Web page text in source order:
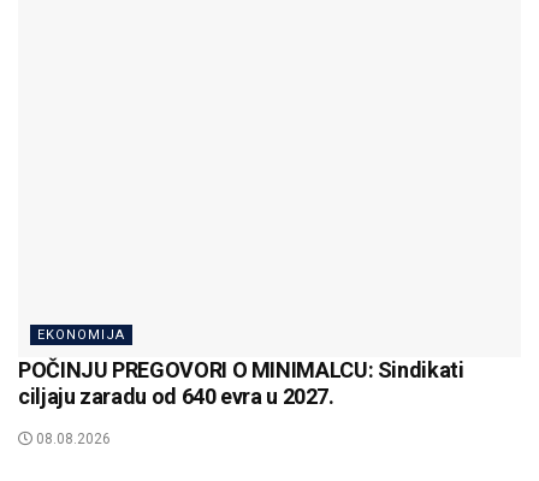
EKONOMIJA
POČINJU PREGOVORI O MINIMALCU: Sindikati
ciljaju zaradu od 640 evra u 2027.
08.08.2026